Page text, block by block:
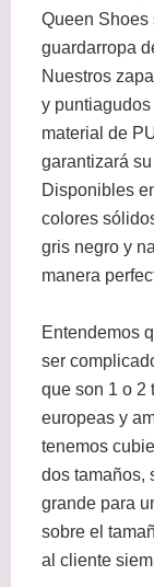
Queen Shoes
guardarropa
Nuestros
y
material de
garantizará
Disponibles
colores
gris negro y
manera
Entendemos
ser
que son 1 o 2
europeas y
tenemos
dos tamaños,
grande para
sobre el
al cliente